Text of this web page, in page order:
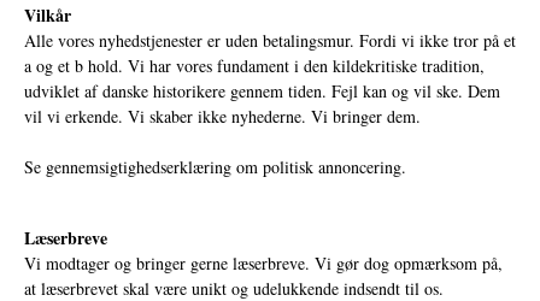
Vilkår
Alle vores nyhedstjenester er uden betalingsmur. Fordi vi ikke tror på et
a og et b hold. Vi har vores fundament i den kildekritiske tradition,
udviklet af danske historikere gennem tiden. Fejl kan og vil ske. Dem
vil vi erkende. Vi skaber ikke nyhederne. Vi bringer dem.
Se gennemsigtighedserklæring om politisk annoncering.
Læserbreve
Vi modtager og bringer gerne læserbreve. Vi gør dog opmærksom på,
at læserbrevet skal være unikt og udelukkende indsendt til os.